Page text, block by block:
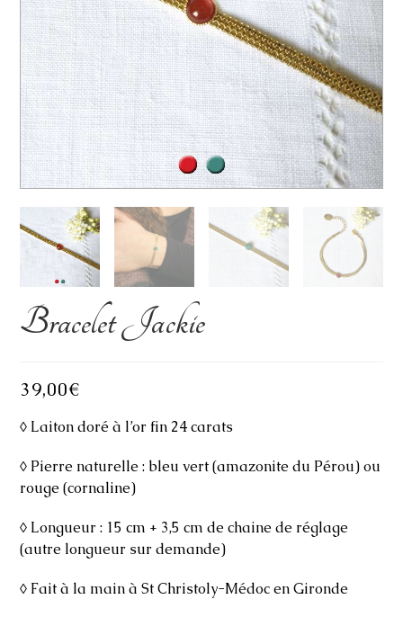
Bracelet Jackie
39,00€
◊ Laiton doré à l’or fin 24 carats
◊ Pierre naturelle : bleu vert (amazonite du Pérou) ou
rouge (cornaline)
◊ Longueur : 15 cm + 3,5 cm de chaine de réglage
(autre longueur sur demande)
◊ Fait à la main à St Christoly-Médoc en Gironde